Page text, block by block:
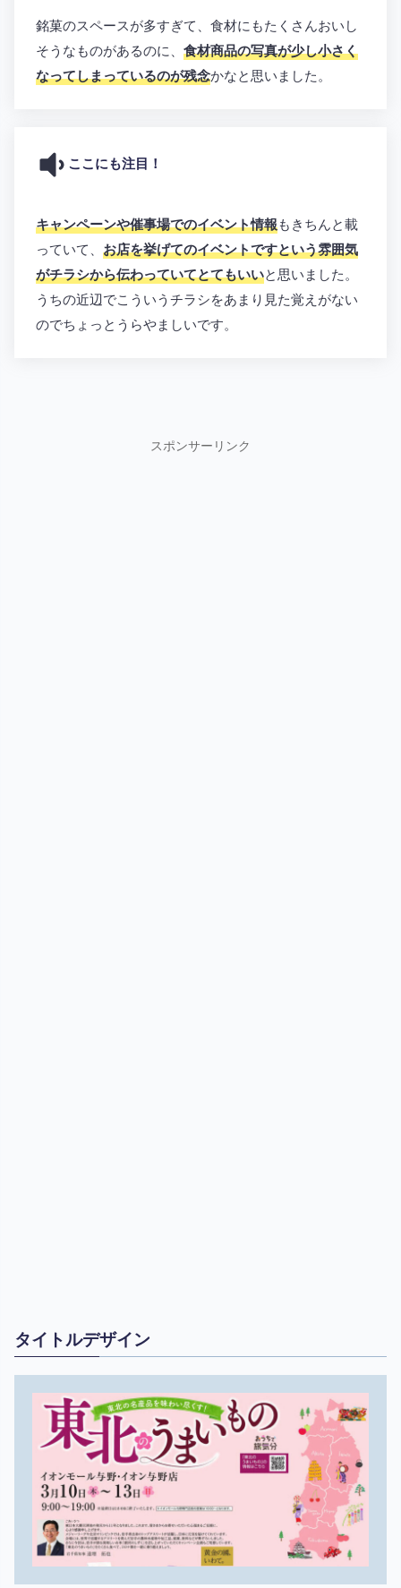
銘菓のスペースが多すぎて、食材にもたくさんおいし
そうなものがあるのに、 食材商品の写真が少し小さく
なってしまっているのが残念かなと思いました。
ここにも注目！
キャンペーンや催事場でのイベント情報もきちんと載
っていて、 お店を挙げてのイベントですという雰囲気
がチラシから伝わっていてとてもいいと思いました。
うちの近辺でこういうチラシをあまり見た覚えがない
のでちょっとうらやましいです。
スポンサーリンク
タイトルデザイン